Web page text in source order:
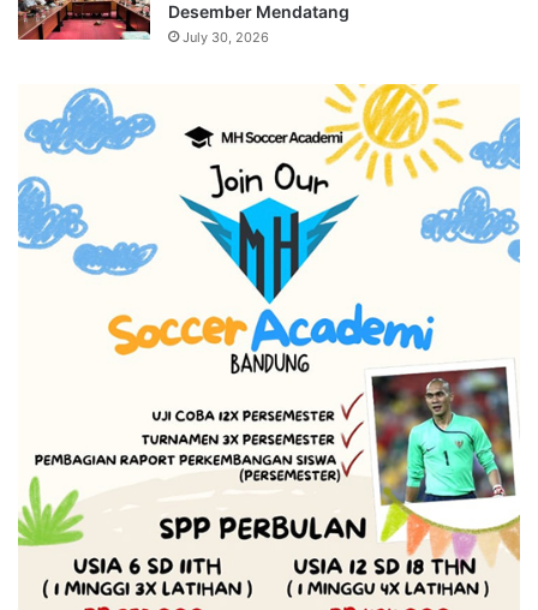
Desember Mendatang
July 30, 2026